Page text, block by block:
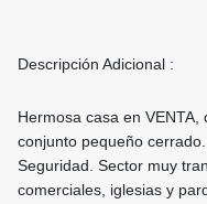
Descripción Adicional :
Hermosa casa en
conjunto pequeño
Seguridad. Sector muy
comerciales, iglesias y